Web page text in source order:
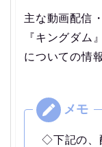
主な動画配信
『キングダム
についての情
◇下記の、